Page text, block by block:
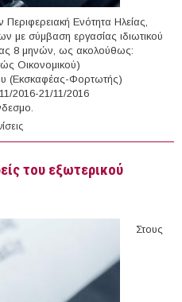
Ενότητα Ηλείας,
με σύμβαση εργασίας ιδιωτικού
8 μηνών, ως ακολούθως:
Οικονομικού)
(Εκσκαφέας-Φορτωτής)
2016-21/11/2016
Σύμβαση Ορισμένου Χρόνου στην
Ελλάδας (Π.Ε. Ηλείας)
του εξωτερικού
Στους